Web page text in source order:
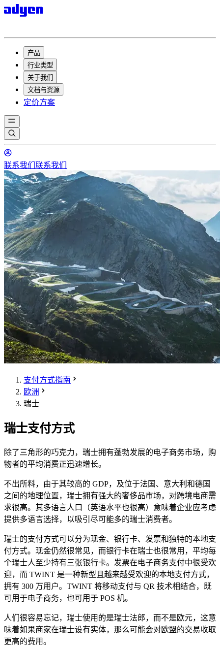
产品
行业类型
关于我们
文档与资源
定价方案
联系我们 联系我们
支付方式指南
欧洲
瑞士
瑞士支付方式
除了三角形的巧克力，瑞士拥有蓬勃发展的电子商务市场，购
物者的平均消费正迅速增长。
不出所料，由于其较高的 GDP，及位于法国、意大利和德国
之间的地理位置，瑞士拥有强大的奢侈品市场，对跨境电商需
求很高。其多语言人口（英语水平也很高）意味着企业应考虑
提供多语言选择，以吸引尽可能多的瑞士消费者。
瑞士的支付方式可以分为现金、银行卡、发票和独特的本地支
付方式。现金仍然很常见，而银行卡在瑞士也很常用，平均每
个瑞士人至少持有三张银行卡。发票在电子商务支付中很受欢
迎，而 TWINT 是一种新型且越来越受欢迎的本地支付方式，
拥有 300 万用户。TWINT 将移动支付与 QR 技术相结合，既
可用于电子商务，也可用于 POS 机。
人们很容易忘记，瑞士使用的是瑞士法郎，而不是欧元，这意
味着如果商家在瑞士设有实体，那么可能会对欧盟的交易收取
更高的费用。